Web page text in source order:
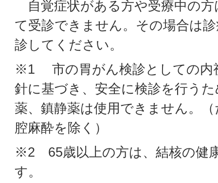
自覚症状がある方や受療中の
て受診できません。その場合は
診してください。
※1 市の胃がん検診としての内
針に基づき、安全に検診を行う
薬、鎮静薬は使用できません。
腔麻酔を除く）
※2 65歳以上の方は、結核の健
す。